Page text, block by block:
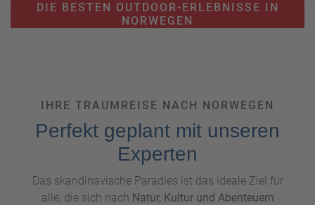
DIE BESTEN OUTDOOR-ERLEBNISSE IN
NORWEGEN
IHRE TRAUMREISE NACH NORWEGEN
Perfekt geplant mit unseren
Experten
Das skandinavische Paradies ist das ideale Ziel für
alle, die sich nach Natur, Kultur und Abenteuern